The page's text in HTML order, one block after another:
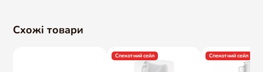
Схожі товари